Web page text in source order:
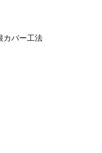
カバー工法